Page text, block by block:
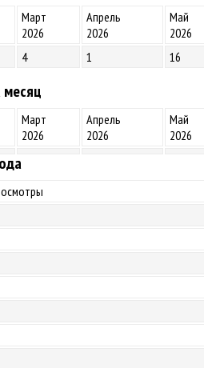
Март
2026
Апрель
2026
Май
2026
4 1 16
месяц
Март
2026
Апрель
2026
Май
2026